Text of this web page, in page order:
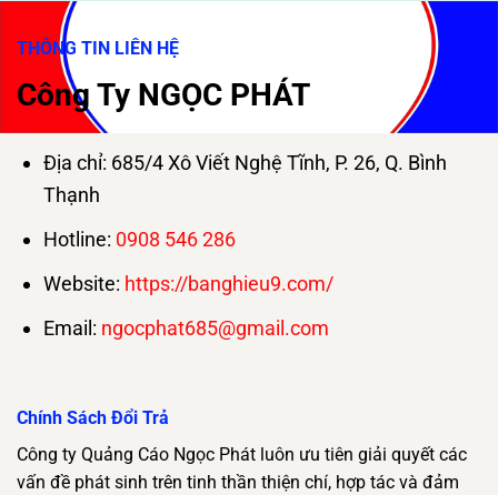
THÔNG TIN LIÊN HỆ
Công Ty NGỌC PHÁT
Địa chỉ: 685/4 Xô Viết Nghệ Tĩnh, P. 26, Q. Bình
Thạnh
Hotline: 0908 546 286
Website: https://banghieu9.com/
Email: ngocphat685@gmail.com
Chính Sách Đổi Trả
Công ty Quảng Cáo Ngọc Phát luôn ưu tiên giải quyết các
vấn đề phát sinh trên tinh thần thiện chí, hợp tác và đảm